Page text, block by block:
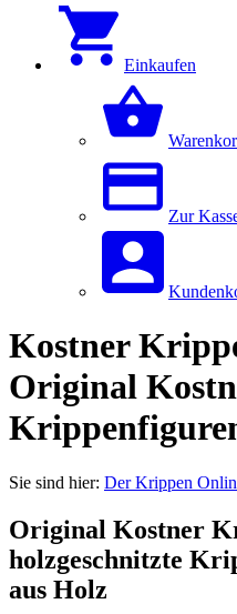
Einkaufen
Zur
Kostner
Original
Sie sind hier: Der Krippen
Original Kostner
holzgeschnitzte
aus Holz